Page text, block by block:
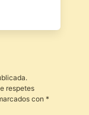
respetes
con *